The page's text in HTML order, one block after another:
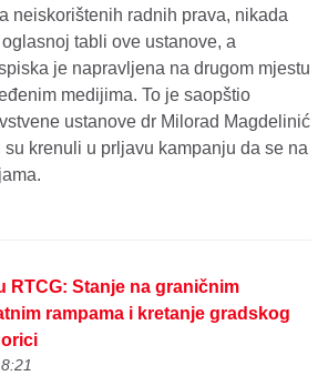
neiskorištenih radnih prava, nikada
tabli ove ustanove, a
je napravljena na drugom mjestu
medijima. To je saopštio
ustanove dr Milorad Magdelinić
krenuli u prljavu kampanju da se na
RTCG: Stanje na graničnim
rampama i kretanje gradskog